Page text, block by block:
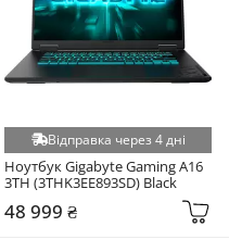
Відправка через 4 дні
Ноутбук Gigabyte Gaming A16
3TH (3THK3EE893SD) Black
48 999 ₴